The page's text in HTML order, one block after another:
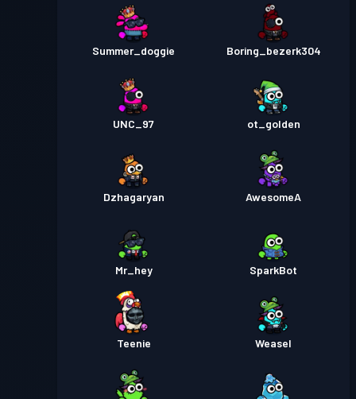
Summer_doggie Boring_bezerk304
UNC_97 ot_golden
Dzhagaryan AwesomeA
Mr_hey SparkBot
Teenie Weasel